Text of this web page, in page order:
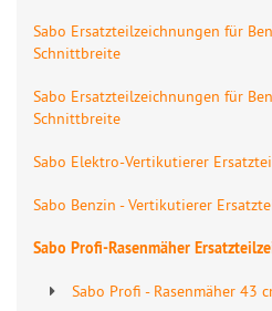
Sabo Ersatzteilzeichnungen für
Schnittbreite
Sabo Ersatzteilzeichnungen für
Schnittbreite
Sabo Elektro-Vertikutierer
Sabo Benzin - Vertikutierer
Sabo Profi-Rasenmäher
Sabo Profi - Rasenmäher 43